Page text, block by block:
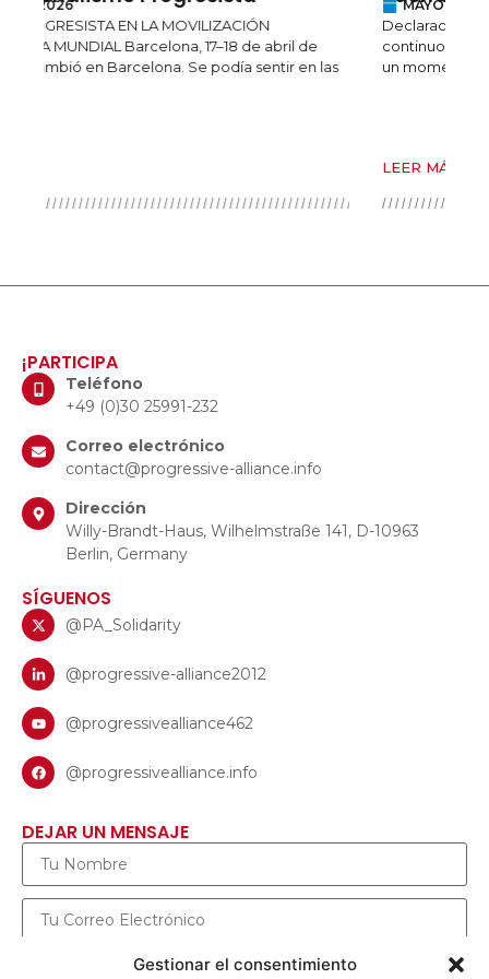
Gestionar el consentimiento
MAYO 4, 2026
Declaración de la Alianza Progresista sobre los
continuos ataques en la Región del Kurdistán de Iraq En
un momento en que las conversaciones sobre la
¡PARTICIPA
Teléfono
+49 (0)30 25991-232
Correo electrónico
contact@progressive-alliance.info
Dirección
Willy-Brandt-Haus, Wilhelmstraße 141, D-10963
Berlin, Germany
SÍGUENOS
@PA_Solidarity
@progressive-alliance2012
@progressivealliance462
@progressivealliance.info
DEJAR UN MENSAJE